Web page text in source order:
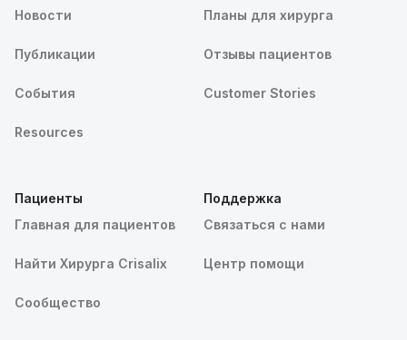
Новости
Публикации
События
Resources
Планы для хирурга
Отзывы пациентов
Customer Stories
Пациенты
Главная для пациентов
Найти Хирурга Crisalix
Сообщество
Поддержка
Связаться с нами
Центр помощи